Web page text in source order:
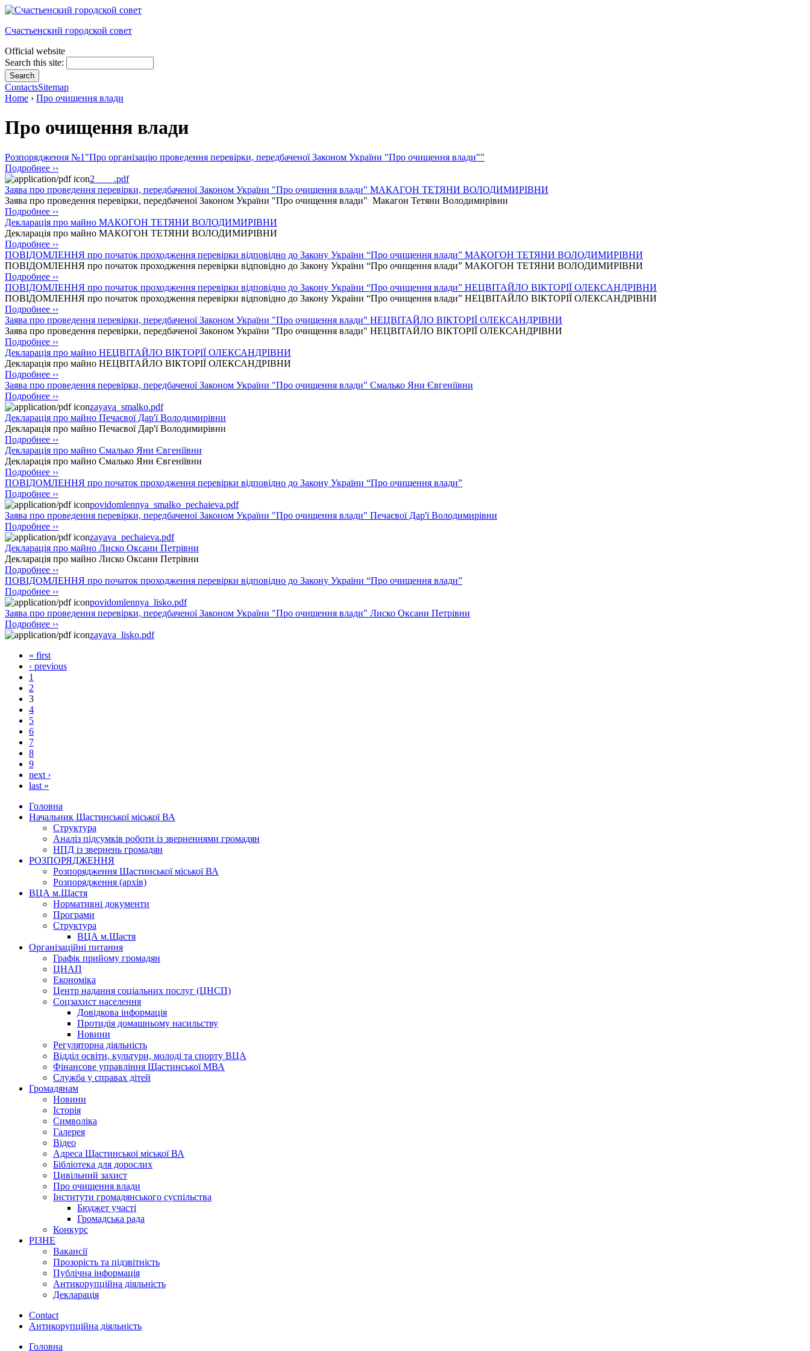
Счастьенский городской совет
Official website
Search this site:
ContactsSitemap
Home › Про очищення влади
Про очищення влади
Розпорядження №1"Про організацію проведення перевірки, передбаченої Законом України "Про очищення влади""
Подробнее ››
2____.pdf
Заява про проведення перевірки, передбаченої Законом України "Про очищення влади" МАКАГОН ТЕТЯНИ ВОЛОДИМИРІВНИ
Заява про проведення перевірки, передбаченої Законом України "Про очищення влади" Макагон Тетяни Володимирівни
Подробнее ››
Декларація про майно МАКОГОН ТЕТЯНИ ВОЛОДИМИРІВНИ
Декларація про майно МАКОГОН ТЕТЯНИ ВОЛОДИМИРІВНИ
Подробнее ››
ПОВІДОМЛЕННЯ про початок проходження перевірки відповідно до Закону України “Про очищення влади” МАКОГОН ТЕТЯНИ ВОЛОДИМИРІВНИ
ПОВІДОМЛЕННЯ про початок проходження перевірки відповідно до Закону України “Про очищення влади” МАКОГОН ТЕТЯНИ ВОЛОДИМИРІВНИ
Подробнее ››
ПОВІДОМЛЕННЯ про початок проходження перевірки відповідно до Закону України “Про очищення влади” НЕЦВІТАЙЛО ВІКТОРІЇ ОЛЕКСАНДРІВНИ
ПОВІДОМЛЕННЯ про початок проходження перевірки відповідно до Закону України “Про очищення влади” НЕЦВІТАЙЛО ВІКТОРІЇ ОЛЕКСАНДРІВНИ
Подробнее ››
Заява про проведення перевірки, передбаченої Законом України "Про очищення влади" НЕЦВІТАЙЛО ВІКТОРІЇ ОЛЕКСАНДРІВНИ
Заява про проведення перевірки, передбаченої Законом України "Про очищення влади" НЕЦВІТАЙЛО ВІКТОРІЇ ОЛЕКСАНДРІВНИ
Подробнее ››
Декларація про майно НЕЦВІТАЙЛО ВІКТОРІЇ ОЛЕКСАНДРІВНИ
Декларація про майно НЕЦВІТАЙЛО ВІКТОРІЇ ОЛЕКСАНДРІВНИ
Подробнее ››
Заява про проведення перевірки, передбаченої Законом України "Про очищення влади" Смалько Яни Євгеніївни
Подробнее ››
zayava_smalko.pdf
Декларація про майно Печаєвої Дар'ї Володимирівни
Декларація про майно Печаєвої Дар'ї Володимирівни
Подробнее ››
Декларація про майно Смалько Яни Євгеніївни
Декларація про майно Смалько Яни Євгеніївни
Подробнее ››
ПОВІДОМЛЕННЯ про початок проходження перевірки відповідно до Закону України “Про очищення влади”
Подробнее ››
povidomlennya_smalko_pechaieva.pdf
Заява про проведення перевірки, передбаченої Законом України "Про очищення влади" Печаєвої Дар'ї Володимирівни
Подробнее ››
zayava_pechaieva.pdf
Декларація про майно Лиско Оксани Петрівни
Декларація про майно Лиско Оксани Петрівни
Подробнее ››
ПОВІДОМЛЕННЯ про початок проходження перевірки відповідно до Закону України “Про очищення влади”
Подробнее ››
povidomlennya_lisko.pdf
Заява про проведення перевірки, передбаченої Законом України "Про очищення влади" Лиско Оксани Петрівни
Подробнее ››
zayava_lisko.pdf
« first
‹ previous
1
2
3
4
5
6
7
8
9
next ›
last »
Головна
Начальник Щастинської міської ВА
Структура
Аналіз підсумків роботи із зверненнями громадян
НПД із звернень громадян
РОЗПОРЯДЖЕННЯ
Розпорядження Щастинської міської ВА
Розпорядження (архів)
ВЦА м.Щастя
Нормативні документи
Програми
Структура
ВЦА м.Щастя
Організаційні питання
Графік прийому громадян
ЦНАП
Економіка
Центр надання соціальних послуг (ЦНСП)
Соцзахист населення
Довідкова інформація
Протидія домашньому насильству
Новини
Регуляторна діяльність
Відділ освіти, культури, молоді та спорту ВЦА
Фінансове управління Щастинської МВА
Служба у справах дітей
Громадянам
Новини
Історія
Символіка
Галерея
Відео
Адреса Щастинської міської ВА
Бібліотека для дорослих
Цивільний захист
Про очищення влади
Інститути громадянського суспільства
Бюджет участі
Громадська рада
Конкурс
РІЗНЕ
Вакансії
Прозорість та підзвітність
Публічна інформація
Антикорупційна діяльність
Декларація
Contact
Антикорупційна діяльність
Головна